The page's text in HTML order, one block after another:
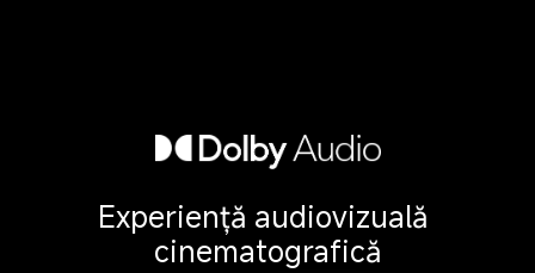
Experiență audiovizuală
cinematografică